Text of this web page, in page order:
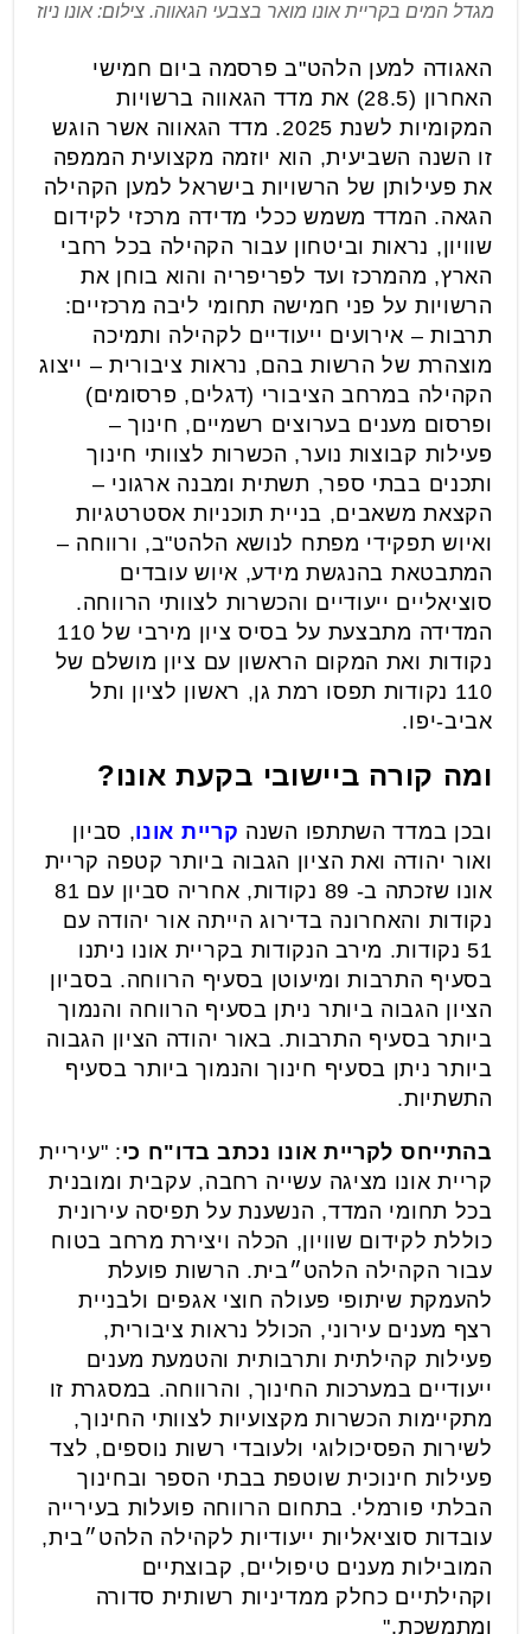
מגדל המים בקריית אונו מואר בצבעי הגאווה. צילום: אונו ניוז
האגודה למען הלהט"ב פרסמה ביום חמישי
האחרון (28.5) את מדד הגאווה ברשויות
המקומיות לשנת 2025. מדד הגאווה אשר הוגש
זו השנה השביעית, הוא יוזמה מקצועית הממפה
את פעילותן של הרשויות בישראל למען הקהילה
הגאה. המדד משמש ככלי מדידה מרכזי לקידום
שוויון, נראות וביטחון עבור הקהילה בכל רחבי
הארץ, מהמרכז ועד לפריפריה והוא בוחן את
הרשויות על פני חמישה תחומי ליבה מרכזיים:
תרבות – אירועים ייעודיים לקהילה ותמיכה
מוצהרת של הרשות בהם, נראות ציבורית – ייצוג
הקהילה במרחב הציבורי (דגלים, פרסומים)
ופרסום מענים בערוצים רשמיים, חינוך –
פעילות קבוצות נוער, הכשרות לצוותי חינוך
ותכנים בבתי ספר, תשתית ומבנה ארגוני –
הקצאת משאבים, בניית תוכניות אסטרטגיות
ואיוש תפקידי מפתח לנושא הלהט"ב, ורווחה –
המתבטאת בהנגשת מידע, איוש עובדים
סוציאליים ייעודיים והכשרות לצוותי הרווחה.
המדידה מתבצעת על בסיס ציון מירבי של 110
נקודות ואת המקום הראשון עם ציון מושלם של
110 נקודות תפסו רמת גן, ראשון לציון ותל
אביב-יפו.
ומה קורה ביישובי בקעת אונו?
ובכן במדד השתתפו השנה קריית אונו, סביון
ואור יהודה ואת הציון הגבוה ביותר קטפה קריית
אונו שזכתה ב- 89 נקודות, אחריה סביון עם 81
נקודות והאחרונה בדירוג הייתה אור יהודה עם
51 נקודות. מירב הנקודות בקריית אונו ניתנו
בסעיף התרבות ומיעוטן בסעיף הרווחה. בסביון
הציון הגבוה ביותר ניתן בסעיף הרווחה והנמוך
ביותר בסעיף התרבות. באור יהודה הציון הגבוה
ביותר ניתן בסעיף חינוך והנמוך ביותר בסעיף
התשתיות.
בהתייחס לקריית אונו נכתב בדו"ח כי: "עיריית
קריית אונו מציגה עשייה רחבה, עקבית ומובנית
בכל תחומי המדד, הנשענת על תפיסה עירונית
כוללת לקידום שוויון, הכלה ויצירת מרחב בטוח
עבור הקהילה הלהט״בית. הרשות פועלת
להעמקת שיתופי פעולה חוצי אגפים ולבניית
רצף מענים עירוני, הכולל נראות ציבורית,
פעילות קהילתית ותרבותית והטמעת מענים
ייעודיים במערכות החינוך, והרווחה. במסגרת זו
מתקיימות הכשרות מקצועיות לצוותי החינוך,
לשירות הפסיכולוגי ולעובדי רשות נוספים, לצד
פעילות חינוכית שוטפת בבתי הספר ובחינוך
הבלתי פורמלי. בתחום הרווחה פועלות בעירייה
עובדות סוציאליות ייעודיות לקהילה הלהט״בית,
המובילות מענים טיפוליים, קבוצתיים
וקהילתיים כחלק ממדיניות רשותית סדורה
ומתמשכת."